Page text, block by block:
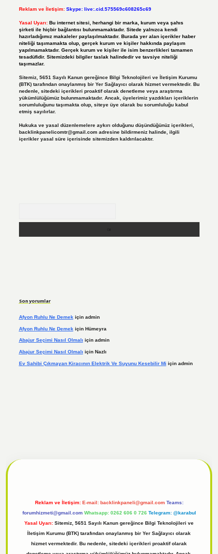
Reklam ve İletişim: Skype: live:.cid.575569c608265c69
Yasal Uyarı: Bu internet sitesi, herhangi bir marka, kurum veya şahıs
şirketi ile hiçbir bağlantısı bulunmamaktadır. Sitede yalnızca kendi
hazırladığımız makaleler paylaşılmaktadır. Burada yer alan içerikler haber
niteliği taşımamakta olup, gerçek kurum ve kişiler hakkında paylaşım
yapılmamaktadır. Gerçek kurum ve kişiler ile isim benzerlikleri tamamen
tesadüfidir. Sitemizdeki bilgiler taslak halindedir ve tavsiye niteliği
taşımazlar.
Sitemiz, 5651 Sayılı Kanun gereğince Bilgi Teknolojileri ve İletişim Kurumu
(BTK) tarafından onaylanmış bir Yer Sağlayıcı olarak hizmet vermektedir. Bu
nedenle, sitedeki içerikleri proaktif olarak denetleme veya araştırma
yükümlülüğümüz bulunmamaktadır. Ancak, üyelerimiz yazdıkları içeriklerin
sorumluluğunu taşımakta olup, siteye üye olarak bu sorumluluğu kabul
etmiş sayılırlar.
Hukuka ve yasal düzenlemelere aykırı olduğunu düşündüğünüz içerikleri,
backlinkpanelicomtr@gmail.comadresine bildirmeniz halinde, ilgili
içerikler yasal süre içerisinde sitemizden kaldırılacaktır.
Son yorumlar
Afyon Ruhlu Ne Demek için admin
Afyon Ruhlu Ne Demek için Hümeyra
Abajur Seçimi Nasıl Olmalı için admin
Abajur Seçimi Nasıl Olmalı için Nazlı
Ev Sahibi Çıkmayan Kiracının Elektrik Ve Suyunu Kesebilir Mi için admin
Reklam ve İletişim: E-mail: backlinkpaneli@gmail.com Teams:
forumhizmeti@gmail.com Whatsapp: 0262 606 0 726 Telegram: @karabul
Yasal Uyarı: Sitemiz, 5651 Sayılı Kanun gereğince Bilgi Teknolojileri ve
İletişim Kurumu (BTK) tarafından onaylanmış bir Yer Sağlayıcı olarak
hizmet vermektedir. Bu nedenle, sitedeki içerikleri proaktif olarak